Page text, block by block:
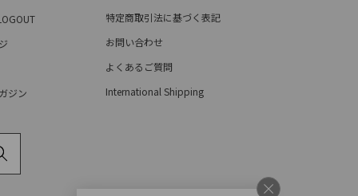
ジン
特定商取引法に基づく表記
お問い合わせ
よくあるご質問
International Shipping